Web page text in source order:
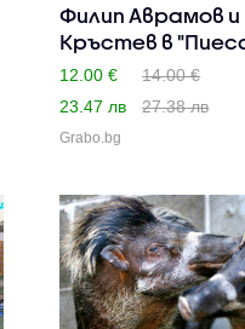
Филип Аврамов
Кръстев в
ко..
12.00 €
14.00 €
23.47 лв
27.38 лв
Grabo.bg